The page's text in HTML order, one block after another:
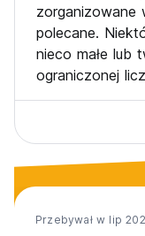
zorganizowane
polecane.
nieco małe lub
ograniczonej
Przebywał w lip